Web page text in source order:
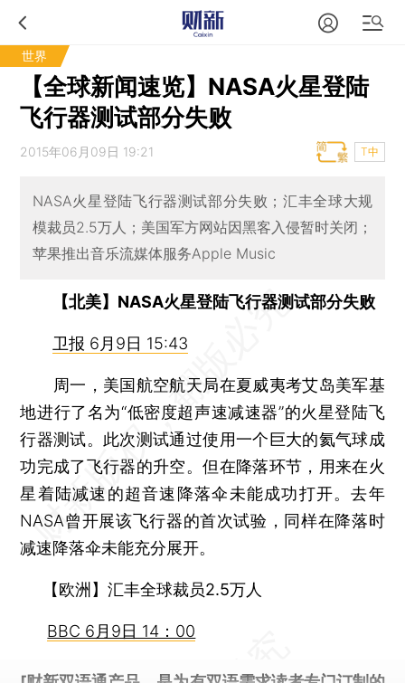
世界
【全球新闻速览】NASA火星登陆
飞行器测试部分失败
2015年06月09日 19:21 T中
NASA火星登陆飞行器测试部分失败；汇丰全球大规
模裁员2.5万人；美国军方网站因黑客入侵暂时关闭；
苹果推出音乐流媒体服务Apple Music
【北美】NASA火星登陆飞行器测试部分失败
卫报 6月9日 15:43
周一，美国航空航天局在夏威夷考艾岛美军基
地进行了名为“低密度超声速减速器”的火星登陆飞
行器测试。此次测试通过使用一个巨大的氦气球成
功完成了飞行器的升空。但在降落环节，用来在火
星着陆减速的超音速降落伞未能成功打开。去年
NASA曾开展该飞行器的首次试验，同样在降落时
减速降落伞未能充分展开。
【欧洲】汇丰全球裁员2.5万人
BBC 6月9日 14：00